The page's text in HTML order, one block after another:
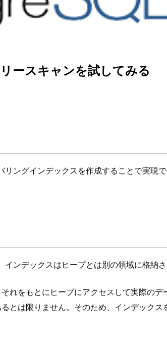
ースキャンを試してみる
ングインデックスを作成することで実現
ンデックスはヒープとは別の領域に格納さ
れをもとにヒープにアクセスして実際の
とは限りません。そのため、インデック